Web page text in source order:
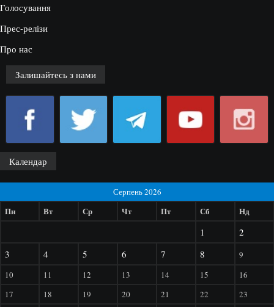
Голосування
Прес-релізи
Про нас
Залишайтесь з нами
Календар
Серпень 2026
Пн Вт Ср Чт Пт Сб Нд
1
2
3
4 5 6 7 8
9
10
11 12 13 14 15
16
17
18 19 20 21 22 23